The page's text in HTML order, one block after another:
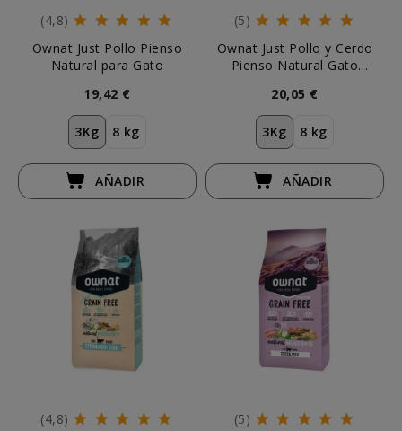
(4,8)
Ownat Just Pollo Pienso
Natural para Gato
19,42 €
3Kg 8 kg
AÑADIR
(5)
Ownat Just Pollo y Cerdo
Pienso Natural Gato
20,05 €
3Kg 8 kg
AÑADIR
(4,8)
(5)